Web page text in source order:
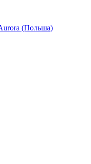
(Польша)